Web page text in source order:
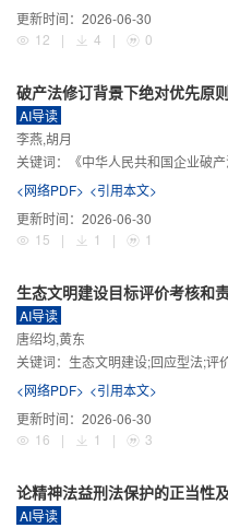
更新时间： 2026-06-30
12
| 4 | 0
破产法修订背景下绝对优先原
AI导读
李燕,胡月
关键词：
《中华人民共和国企业破产法（修订草案
<网络PDF> <引用本文>
更新时间： 2026-06-30
15
| 1 | 1
生态文明建设目标评价考核和
AI导读
唐绍均,黄东
关键词： 生态文明建设;回应型法;评
<网络PDF> <引用本文>
更新时间： 2026-06-30
16
| 1 | 3
论精神法益刑法保护的正当性
AI导读